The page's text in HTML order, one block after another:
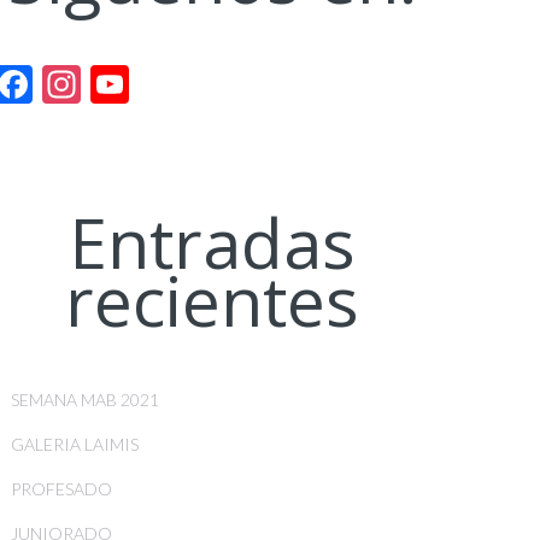
Facebook
Instagram
Entradas
recientes
SEMANA MAB 2021
GALERIA LAIMIS
PROFESADO
JUNIORADO